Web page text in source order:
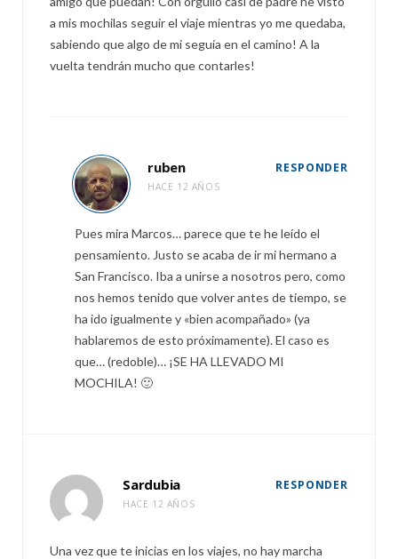
a mis mochilas seguir el viaje mientras yo me quedaba,
sabiendo que algo de mi seguía en el camino! A la
vuelta tendrán mucho que contarles!
ruben
HACE 12 AÑOS
RESPONDER
Pues mira Marcos… parece que te he leído el
pensamiento. Justo se acaba de ir mi hermano a
San Francisco. Iba a unirse a nosotros pero, como
nos hemos tenido que volver antes de tiempo, se
ha ido igualmente y «bien acompañado» (ya
hablaremos de esto próximamente). El caso es
que… (redoble)… ¡SE HA LLEVADO MI
MOCHILA! 🙂
Sardubia
HACE 12 AÑOS
RESPONDER
Una vez que te inicias en los viajes, no hay marcha